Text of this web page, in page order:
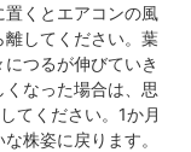
くとエアコンの風
してください。葉
つるが伸びていき
なった場合は、思
てください。1か月
株姿に戻ります。